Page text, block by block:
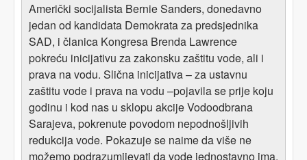
Američki socijalista Bernie Sanders, donedavno
jedan od kandidata Demokrata za predsjednika
SAD, i članica Kongresa Brenda Lawrence
pokreću inicijativu za zakonsku zaštitu vode, ali i
prava na vodu. Slična inicijativa – za ustavnu
zaštitu vode i prava na vodu –pojavila se prije koju
godinu i kod nas u sklopu akcije Vodoodbrana
Sarajeva, pokrenute povodom nepodnošljivih
redukcija vode. Pokazuje se naime da više ne
možemo podrazumijevati da vode jednostavno ima.